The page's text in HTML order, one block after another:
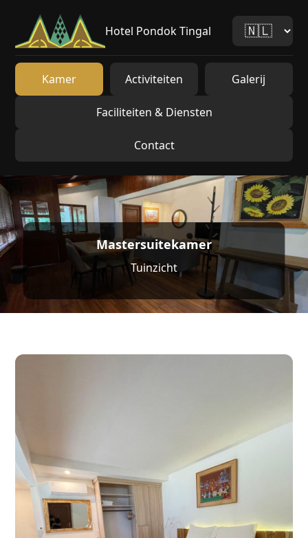
Hotel Pondok Tingal
Kamer Activiteiten Galerij
Faciliteiten & Diensten
Contact
Mastersuitekamer
Tuinzicht